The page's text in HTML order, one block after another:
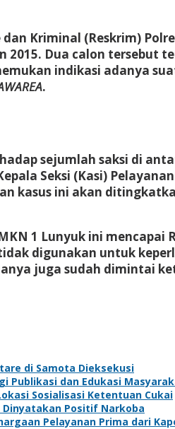
Kriminal (Reskrim)
2015. Dua calon
indikasi adanya
.
sejumlah saksi di
Seksi (Kasi)
kasus ini akan
1 Lunyuk ini
digunakan untuk
juga sudah dimintai
di Samota Dieksekusi
Publikasi dan Edukasi
Sosialisasi Ketentuan Cukai
Dinyatakan Positif Narkoba
Pelayanan Prima dari